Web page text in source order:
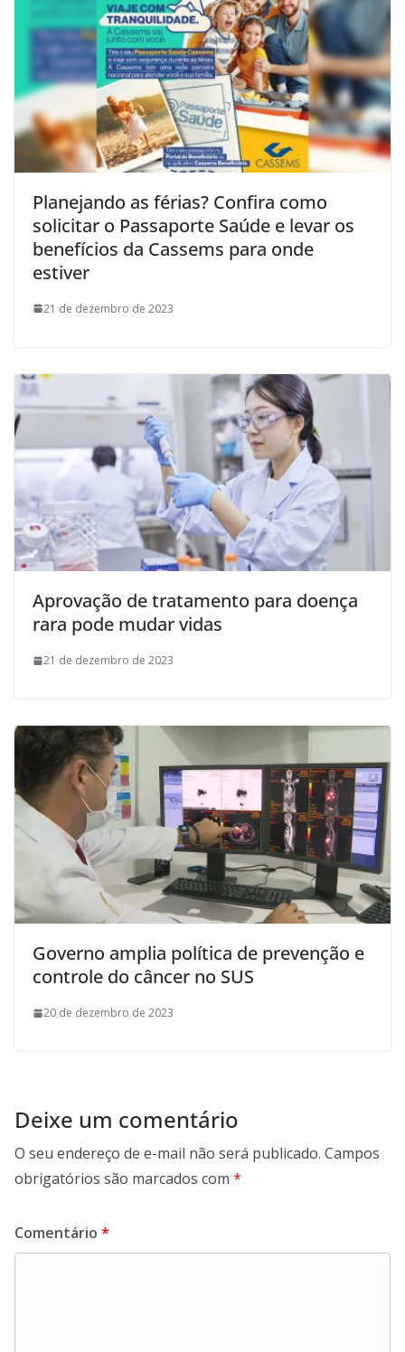
Planejando as férias? Confira como
solicitar o Passaporte Saúde e levar os
benefícios da Cassems para onde
estiver
21 de dezembro de 2023
Aprovação de tratamento para doença
rara pode mudar vidas
21 de dezembro de 2023
Governo amplia política de prevenção e
controle do câncer no SUS
20 de dezembro de 2023
Deixe um comentário
O seu endereço de e-mail não será publicado. Campos
obrigatórios são marcados com *
Comentário *